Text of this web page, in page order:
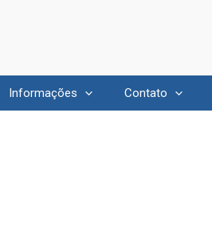
Informações Contato